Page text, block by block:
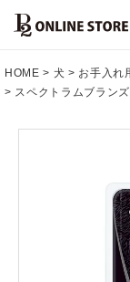
HOME 犬 お手入れ
スペクトラムブラン